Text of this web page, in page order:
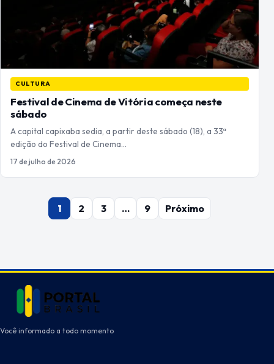
CULTURA
Festival de Cinema de Vitória começa neste
sábado
A capital capixaba sedia, a partir deste sábado (18), a 33ª
edição do Festival de Cinema…
17 de julho de 2026
Paginação
1 2 3 … 9 Próximo
Você informado a todo momento